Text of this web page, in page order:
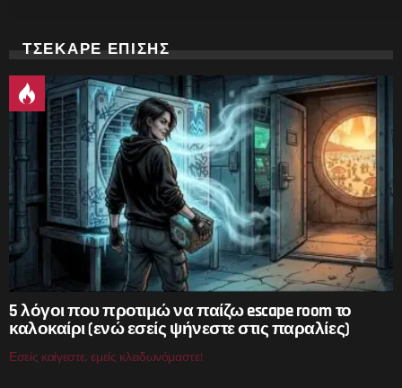
ΤΣΕΚΑΡΕ ΕΠΙΣΗΣ
5 λόγοι που προτιμώ να παίζω escape room το
καλοκαίρι (ενώ εσείς ψήνεστε στις παραλίες)
Εσείς καίγεστε, εμείς κλειδωνόμαστε!